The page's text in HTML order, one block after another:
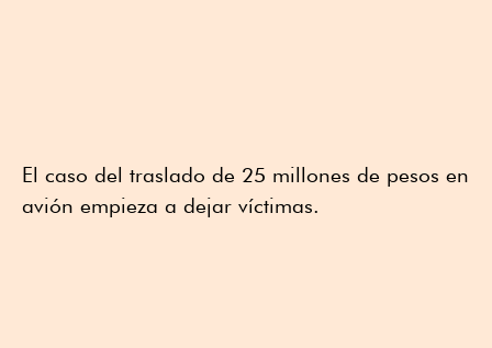
El caso del traslado de 25 millones de pesos en
avión empieza a dejar víctimas.